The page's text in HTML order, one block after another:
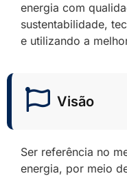
energia com
sustentabilidade,
e utilizando a
Visão
Ser referência no
energia, por meio